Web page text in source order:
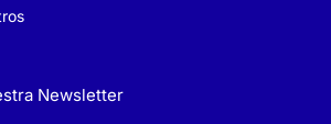
Newsletter